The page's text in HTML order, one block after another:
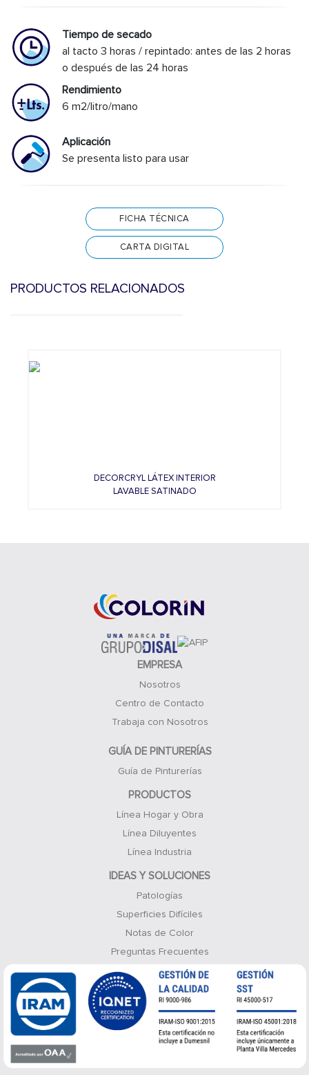
Tiempo de secado
al tacto 3 horas / repintado: antes de las 2 horas
o después de las 24 horas
Rendimiento
6 m2/litro/mano
Aplicación
Se presenta listo para usar
FICHA TÉCNICA
CARTA DIGITAL
PRODUCTOS RELACIONADOS
DECORCRYL LÁTEX INTERIOR
LAVABLE SATINADO
EMPRESA
Nosotros
Centro de Contacto
Trabaja con Nosotros
GUÍA DE PINTURERÍAS
Guía de Pinturerías
PRODUCTOS
Línea Hogar y Obra
Línea Diluyentes
Línea Industria
IDEAS Y SOLUCIONES
Patologías
Superficies Difíciles
Notas de Color
Preguntas Frecuentes